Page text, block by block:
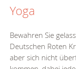
Yoga
Bewahren Sie
Deutschen Roten
aber sich nicht